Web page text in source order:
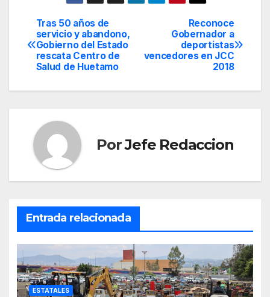
Navegación
de
Reconoce
Gobernador a
deportistas
vencedores en JCC
2018
Tras 50 años de
servicio y abandono,
Gobierno del Estado
rescata Centro de
Salud de Huetamo
PorJefe Redaccion
Entrada relacionada
ESTATALES